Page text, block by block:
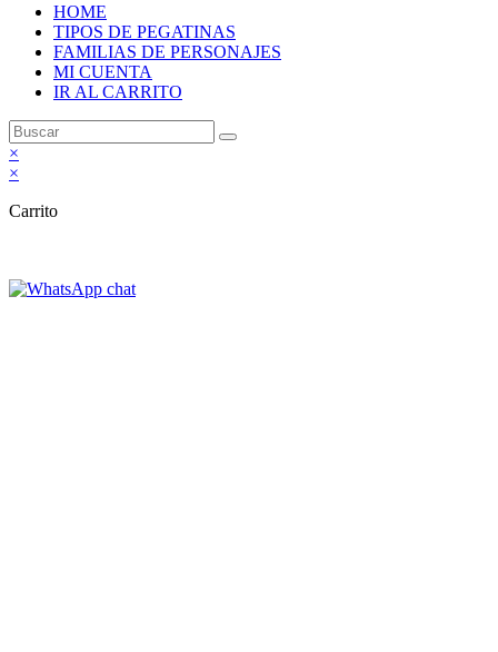
HOME
TIPOS DE PEGATINAS
FAMILIAS DE PERSONAJES
MI CUENTA
IR AL CARRITO
×
×
Carrito